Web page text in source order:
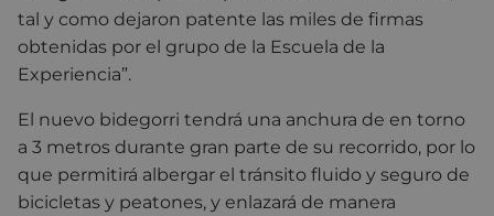
tal y como dejaron patente las miles de firmas
obtenidas por el grupo de la Escuela de la
Experiencia”.
El nuevo bidegorri tendrá una anchura de en torno
a 3 metros durante gran parte de su recorrido, por lo
que permitirá albergar el tránsito fluido y seguro de
bicicletas y peatones, y enlazará de manera